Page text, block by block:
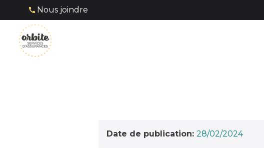
Nous joindre
Date de publication: 28/02/2024